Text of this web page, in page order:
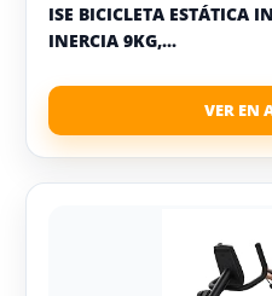
ISE BICICLETA ESTÁTICA
INERCIA 9KG,...